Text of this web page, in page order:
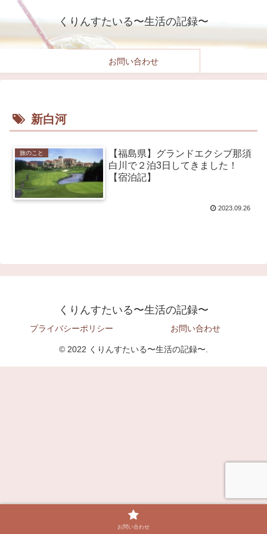
くりんすたいる〜生活の記録〜
お問い合わせ
新白河
旅のこと
【福島県】グランドエクシブ那須
白川で２泊3日してきました！
【宿泊記】
2023.09.26
くりんすたいる〜生活の記録〜
プライバシーポリシー お問い合わせ
© 2022 くりんすたいる〜生活の記録〜.
お問い合わせ